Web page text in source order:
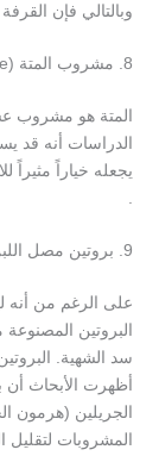
وبالتالي فإن
8. مشروب المتة (Yerba Mate)
المتة هو مشروب
الدراسات أنه قد
يجعله خياراً
9. بروتين مصل اللبن (Whey Protein)
على الرغم من أنه
البروتين
سد الشهية.
أظهرت الأبحاث
الجريلين (هرمون
المشروبات لتقليل